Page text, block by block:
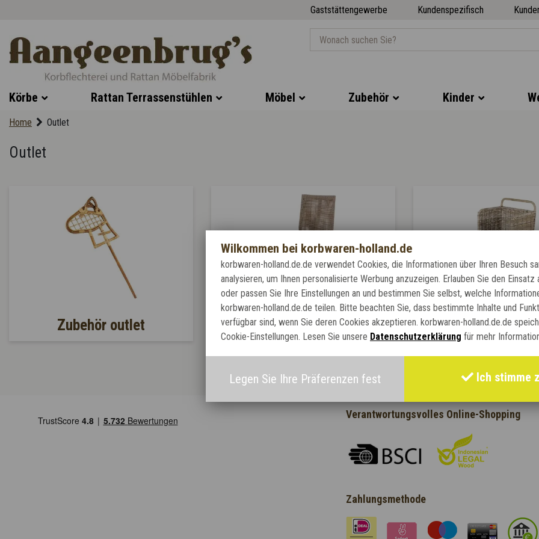
Gaststättengewerbe Kundenspezifisch
Körbe Rattan Terrassenstühlen Möbel Zubehör Kinder
Home Outlet
Outlet
Zubehör outlet Outlet Möbel Körbe
Verantwortungsvolles Online-Shopping
Zahlungsmethode
Wilkommen bei korbwaren-holland.de
korbwaren-holland.de.de verwendet Cookies, die Informationen über Ihren Besuch
analysieren, um Ihnen personalisierte Werbung anzuzeigen. Erlauben Sie den Einsatz
oder passen Sie Ihre Einstellungen an und bestimmen Sie selbst, welche
korbwaren-holland.de.de teilen. Bitte beachten Sie, dass bestimmte Inhalte und
verfügbar sind, wenn Sie deren Cookies akzeptieren. korbwaren-holland.de.de
Cookie-Einstellungen. Lesen Sie unsere Datenschutzerklärung für mehr
Legen Sie Ihre Präferenzen fest Ich stimme